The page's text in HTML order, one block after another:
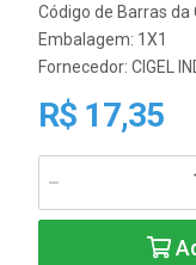
Código de Barras
Embalagem: 1X1
Fornecedor: CIGEL
R$ 17,35